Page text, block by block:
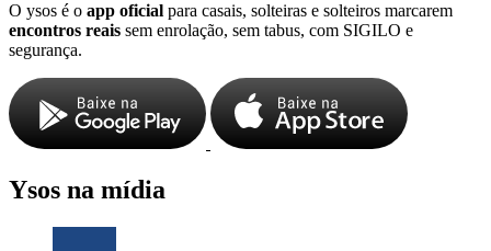
O ysos é o app oficial para casais, solteiras e solteiros marcarem
encontros reais sem enrolação, sem tabus, com SIGILO e
segurança.
Ysos na mídia